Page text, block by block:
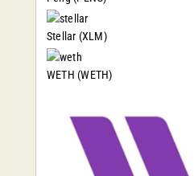
Stellar (XLM)
WETH (WETH)